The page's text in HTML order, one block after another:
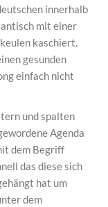
innerhalb
mit einer
kaschiert.
gesunden
einfach nicht
und spalten
Agenda
dem Begriff
das diese sich
hat um
dem